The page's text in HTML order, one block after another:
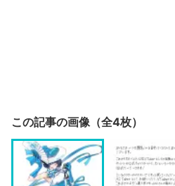
この記事の画像（全4枚）